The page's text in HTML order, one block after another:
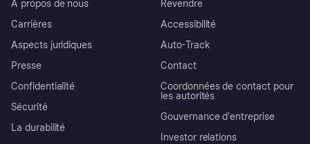
À propos de nous
Carrières
Aspects juridiques
Presse
Confidentialité
Sécurité
La durabilité
Revendre
Accessibilité
Auto-Track
Contact
Coordonnées de contact pour
les autorités
Gouvernance d’entreprise
Investor relations